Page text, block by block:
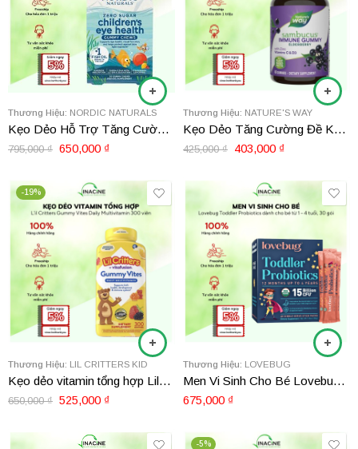
Thương Hiệu: NORDIC NATURALS
Kẹo Dẻo Hỗ Trợ Tăng Cường Thị Lực Cho Bé Nordic Naturals Children’s Eye Health Gummy Chews 30 viên
795,000₫ 650,000 ₫
Thương Hiệu: NATURE'S WAY
Kẹo Dẻo Tăng Cường Đề Kháng Cho Trẻ Từ 4 tuổi Nature’s Way Sambucus Elderberry Immune Gummies
425,000₫ 403,000 ₫
-19%
Thương Hiệu: LIL CRITTERS KID
Kẹo dẻo vitamin tổng hợp LilCritters cho bé 300 viên
650,000₫ 525,000 ₫
Thương Hiệu: LOVEBUG
Men Vi Sinh Cho Bé Lovebug Toddler Probiotics dành cho bé từ 1 – 4 tuổi, 30 gói
675,000 ₫
-5%